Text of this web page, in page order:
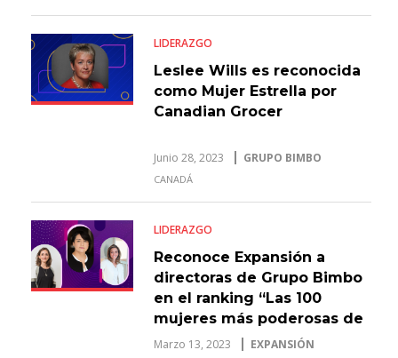
LIDERAZGO
Leslee Wills es reconocida
como Mujer Estrella por
Canadian Grocer
Junio 28, 2023 GRUPO BIMBO
CANADÁ
LIDERAZGO
Reconoce Expansión a
directoras de Grupo Bimbo
en el ranking “Las 100
mujeres más poderosas de
los negocios”
Marzo 13, 2023 EXPANSIÓN